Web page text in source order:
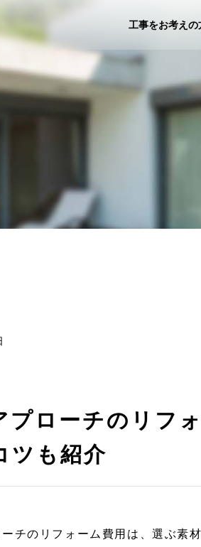
工事をお考えの
プローチのリフ
ツも紹介
チのリフォーム費用は、選ぶ素